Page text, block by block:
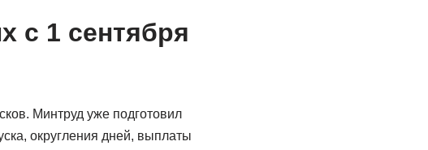
с 1 сентября
Минтруд уже подготовил
округления дней, выплаты